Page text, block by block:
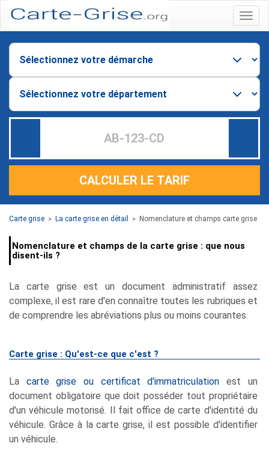
Menu
CALCULER LE TARIF
Carte grise > La carte grise en détail > Nomenclature et champs carte grise
Nomenclature et champs de la carte grise : que nous
disent-ils ?
La carte grise est un document administratif assez
complexe, il est rare d'en connaître toutes les rubriques et
de comprendre les abréviations plus ou moins courantes.
Carte grise : Qu'est-ce que c'est ?
La carte grise ou certificat d'immatriculation est un
document obligatoire que doit posséder tout propriétaire
d'un véhicule motorisé. Il fait office de carte d'identité du
véhicule. Grâce à la carte grise, il est possible d'identifier
un véhicule.